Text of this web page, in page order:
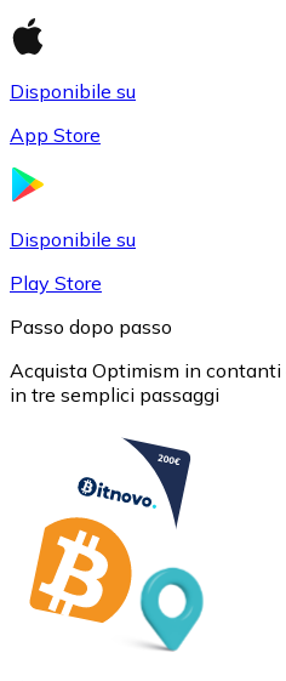
USD Coin
Litecoin
LTC
Disponibile su
App Store
Disponibile su
Play Store
Passo dopo passo
Acquista Optimism in contanti
in tre semplici passaggi